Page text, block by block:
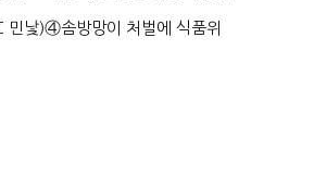
반 상한가...
민낯)④솜방망이 처벌에 식품위